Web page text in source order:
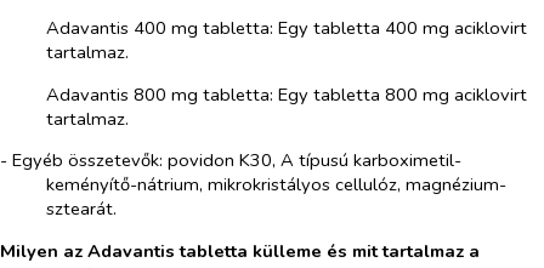
Adavantis 400 mg tabletta: Egy tabletta 400 mg aciklovirt
tartalmaz.
Adavantis 800 mg tabletta: Egy tabletta 800 mg aciklovirt
tartalmaz.
- Egyéb összetevők: povidon K30, A típusú karboximetil-
keményítő-nátrium, mikrokristályos cellulóz, magnézium-
sztearát.
Milyen az Adavantis tabletta külleme és mit tartalmaz a